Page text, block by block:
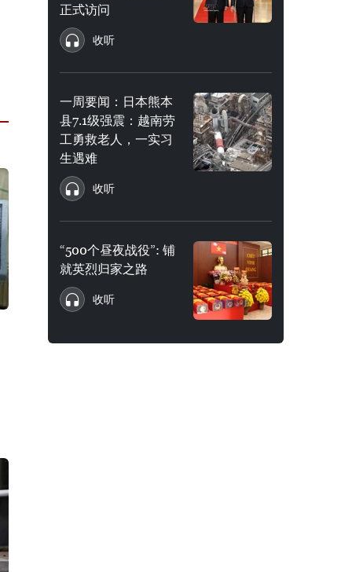
正式访问
收听
一周要闻：日本熊本
县7.1级强震：越南劳
工勇救老人，一实习
生遇难
收听
“500个昼夜战役”: 铺
就英烈归家之路
收听